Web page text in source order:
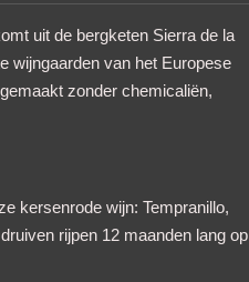
uit de bergketen Sierra de la
wijngaarden van het Europese
zonder chemicaliën,
kersenrode wijn: Tempranillo,
rijpen 12 maanden lang op